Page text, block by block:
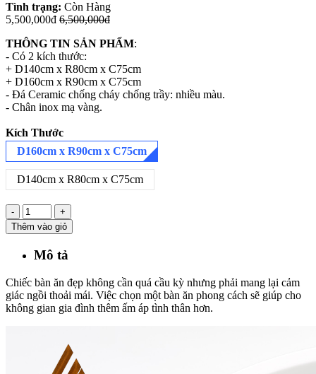
Tình trạng: Còn Hàng
5,500,000đ 6,500,000đ
THÔNG TIN SẢN PHẨM:
- Có 2 kích thước:
+ D140cm x R80cm x C75cm
+ D160cm x R90cm x C75cm
- Đá Ceramic chống cháy chống trầy: nhiều màu.
- Chân inox mạ vàng.
Kích Thước
D160cm x R90cm x C75cm
D140cm x R80cm x C75cm
-
+
Thêm vào giỏ
Mô tả
Chiếc bàn ăn đẹp không cần quá cầu kỳ nhưng phải mang lại cảm
giác ngồi thoải mái. Việc chọn một bàn ăn phong cách sẽ giúp cho
không gian gia đình thêm ấm áp tình thân hơn.